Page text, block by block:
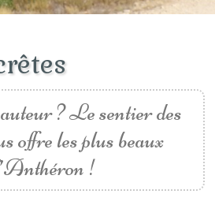
? Le sentier des
offre les plus beaux
!